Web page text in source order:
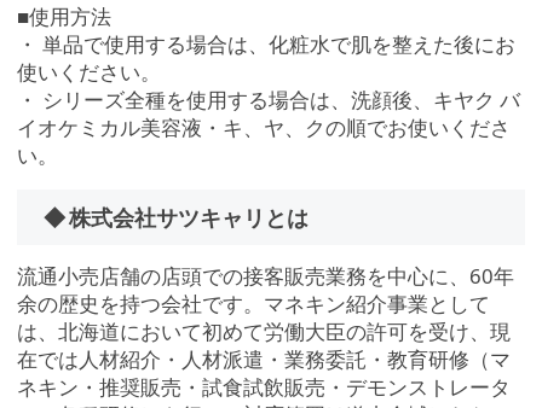
■使用方法
・ 単品で使用する場合は、化粧水で肌を整えた後にお
使いください。
・ シリーズ全種を使用する場合は、洗顔後、キヤク バ
イオケミカル美容液・キ、ヤ、クの順でお使いくださ
い。
◆ 株式会社サツキャリとは
流通小売店舗の店頭での接客販売業務を中心に、60年
余の歴史を持つ会社です。マネキン紹介事業として
は、北海道において初めて労働大臣の許可を受け、現
在では人材紹介・人材派遣・業務委託・教育研修（マ
ネキン・推奨販売・試食試飲販売・デモンストレータ